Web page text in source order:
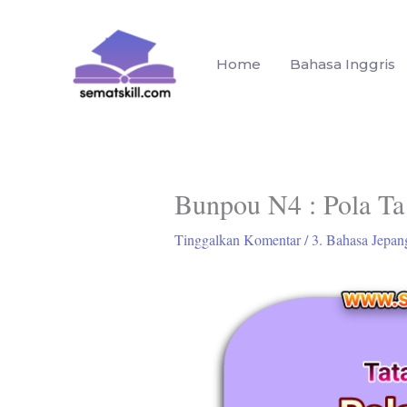
Home Bahasa Inggris
Bunpou N4 : Pola
Tinggalkan Komentar/3. Bahasa